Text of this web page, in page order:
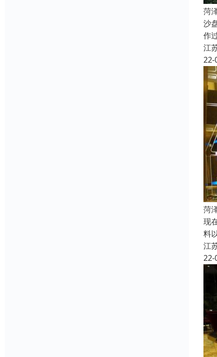
菏
沙
作
江
22-
菏
现
料
江
22-